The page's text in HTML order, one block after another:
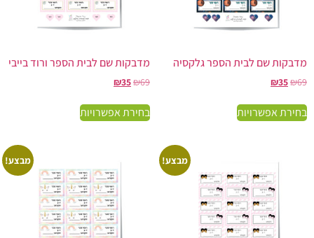
מדבקות שם לבית הספר גלקסיה
₪69
₪35
בחירת אפשרויות
מדבקות שם לבית הספר ורוד בייבי
₪69
₪35
בחירת אפשרויות
מבצע! מבצע!